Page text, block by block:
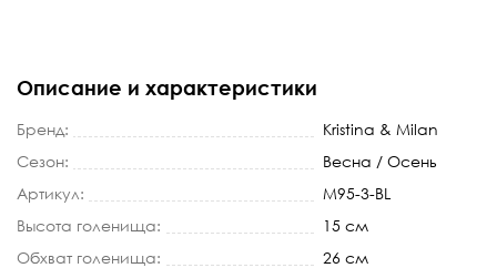
Описание и характеристики
Бренд:
Kristina & Milan
Сезон:
Весна / Осень
Артикул:
M95-3-BL
Высота голенища:
15 см
Обхват голенища:
26 см